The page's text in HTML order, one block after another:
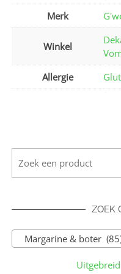
Merk
Winkel
Allergie
ZOEK
Margarine & boter